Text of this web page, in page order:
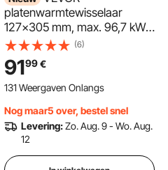
platenwarmtewisselaar
127x305 mm, max. 96,7 kW
warmtewisselaar met 20
platen, 3,0 MPa
roestvrijstalen
warmtewisselaar met 1 inch
warmtewisselaar voor
verwarming, warmtepompen
en airconditioning.
(6)
9199€
131 Weergaven Onlangs
Nog maar5 over, bestel snel
Levering:Zo. Aug. 9 - Wo. Aug.
12